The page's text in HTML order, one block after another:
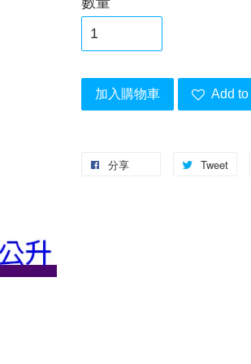
加入購物車 Add
分享 Tweet